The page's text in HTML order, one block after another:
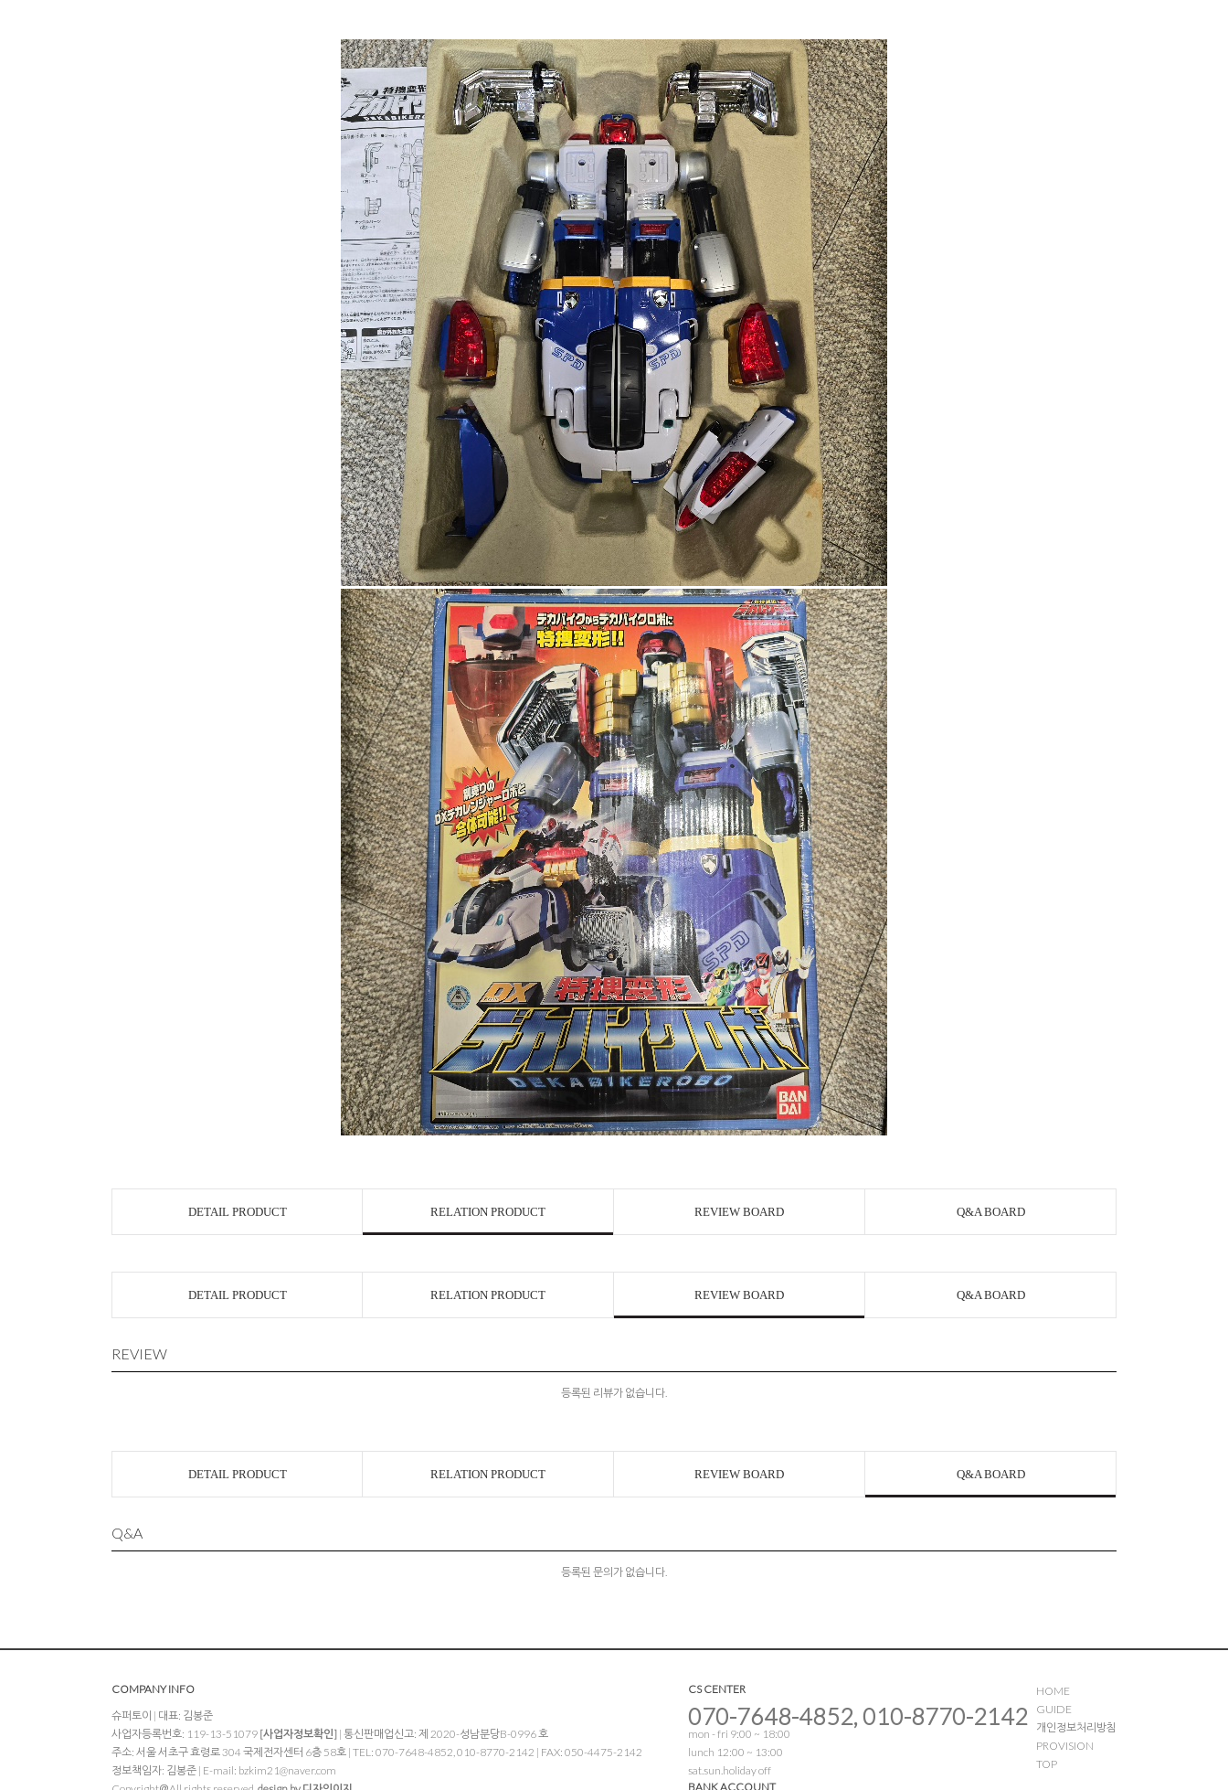
DETAIL PRODUCT RELATION PRODUCT REVIEW BOARD Q&A BOARD
DETAIL PRODUCT RELATION PRODUCT REVIEW BOARD Q&A BOARD
REVIEW
등록된 리뷰가 없습니다.
DETAIL PRODUCT RELATION PRODUCT REVIEW BOARD Q&A BOARD
Q&A
등록된 문의가 없습니다.
COMPANY INFO
슈퍼토이 | 대표: 김봉준
사업자등록번호: 119-13-51079 [사업자정보확인] | 통신판매업신고: 제 2020-성남분당B-0996 호
주소: 서울 서초구 효령로 304 국제전자센터 6층 58호 | TEL: 070-7648-4852, 010-8770-2142 | FAX: 050-4475-2142
정보책임자: 김봉준 | E-mail: bzkim21@naver.com
CS CENTER
070-7648-4852, 010-8770-2142
mon - fri 9:00 ~ 18:00
lunch 12:00 ~ 13:00
sat.sun.holiday off
BANK ACCOUNT
HOME
GUIDE
개인정보처리방침
PROVISION
TOP